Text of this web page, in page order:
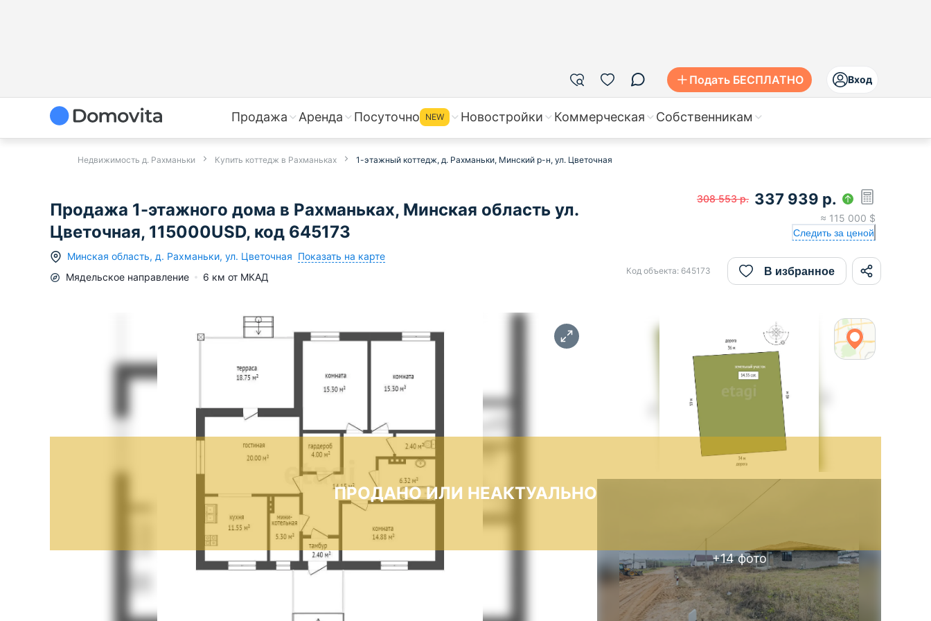
Подать БЕСПЛАТНО Вход
Продажа Аренда Посуточно NEW Новостройки Коммерческая Собственникам
Недвижимость д. Рахманьки Купить коттедж в Рахманьках 1-этажный коттедж, д. Рахманьки, Минский р-н, ул. Цветочная
Продажа 1-этажного дома в Рахманьках, Минская область ул.
Цветочная, 115000USD, код 645173
Минская область, д. Рахманьки, ул. Цветочная Показать на карте
Мядельское направление 6 км от МКАД
308 553 р. 337 939 р.
≈ 115 000 $
Следить за ценой
Код объекта: 645173 В избранное
ПРОДАНО ИЛИ НЕАКТУАЛЬНО
+14фото